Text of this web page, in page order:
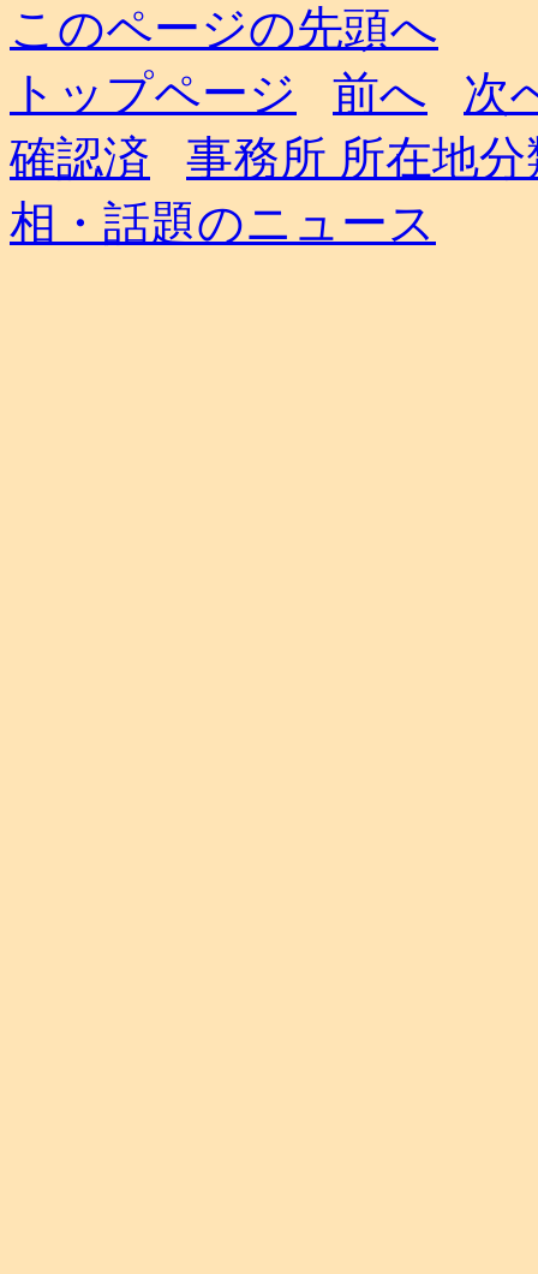
このページの先頭へ
トップページ
前へ
次
確認済
事務所 所在地分
相・話題のニュース